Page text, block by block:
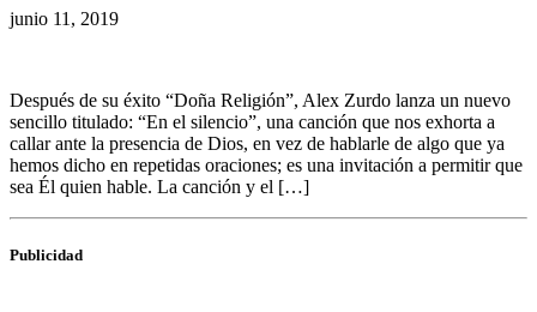
junio 11, 2019
Después de su éxito “Doña Religión”, Alex Zurdo lanza un nuevo
sencillo titulado: “En el silencio”, una canción que nos exhorta a
callar ante la presencia de Dios, en vez de hablarle de algo que ya
hemos dicho en repetidas oraciones; es una invitación a permitir que
sea Él quien hable. La canción y el […]
Publicidad